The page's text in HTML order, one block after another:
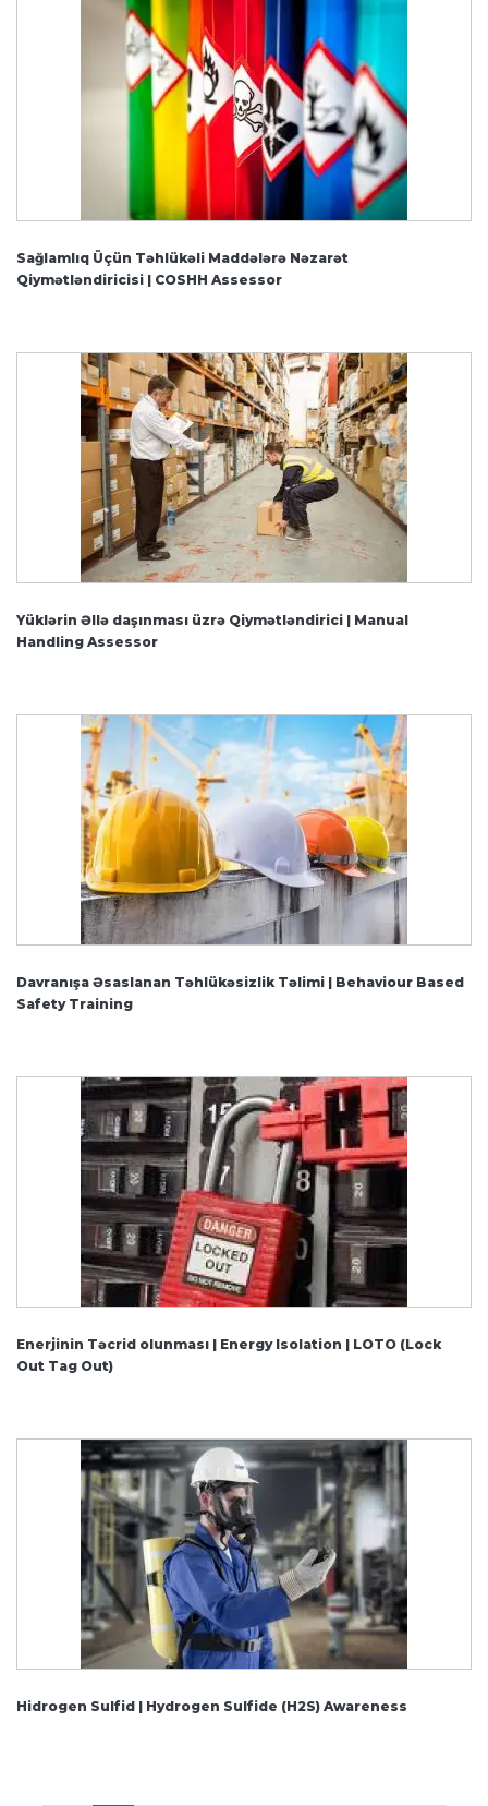
Sağlamlıq Üçün Təhlükəli Maddələrə Nəzarət
Qiymətləndiricisi | COSHH Assessor
Yüklərin Əllə daşınması üzrə Qiymətləndirici | Manual
Handling Assessor
Davranışa Əsaslanan Təhlükəsizlik Təlimi | Behaviour Based
Safety Training
Enerjinin Təcrid olunması | Energy Isolation | LOTO (Lock
Out Tag Out)
Hidrogen Sulfid | Hydrogen Sulfide (H2S) Awareness